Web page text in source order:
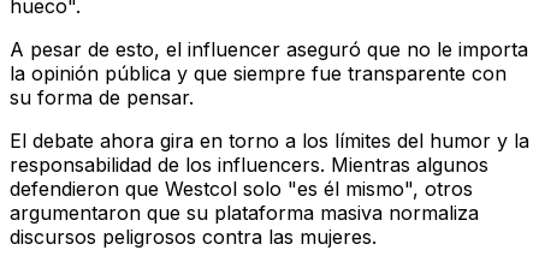
hueco".
A pesar de esto, el influencer aseguró que no le importa
la opinión pública y que siempre fue transparente con
su forma de pensar.
El debate ahora gira en torno a los límites del humor y la
responsabilidad de los influencers. Mientras algunos
defendieron que Westcol solo "es él mismo", otros
argumentaron que su plataforma masiva normaliza
discursos peligrosos contra las mujeres.